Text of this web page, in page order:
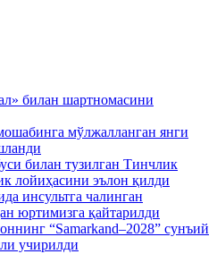
билан шартномасини
мўлжалланган янги
билан тузилган Тинчлик
лойиҳасини эълон қилди
инсультга чалинган
юртимизга қайтарилди
“Samarkand–2028” сунъий
учирилди